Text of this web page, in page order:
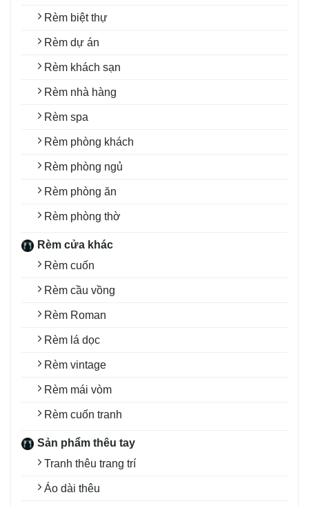
Rèm biệt thự
Rèm dự án
Rèm khách sạn
Rèm nhà hàng
Rèm spa
Rèm phòng khách
Rèm phòng ngủ
Rèm phòng ăn
Rèm phòng thờ
Rèm cửa khác
Rèm cuốn
Rèm cầu vồng
Rèm Roman
Rèm lá dọc
Rèm vintage
Rèm mái vòm
Rèm cuốn tranh
Sản phẩm thêu tay
Tranh thêu trang trí
Áo dài thêu